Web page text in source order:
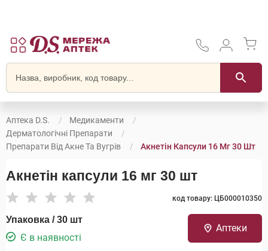
Аптека D.S.
Медикаменти
Дерматологічні Препарати
Препарати Від Акне Та Вугрів
Акнетін Капсули 16 Мг 30 Шт
Акнетін капсули 16 мг 30 шт
код товару: ЦБ000010350
Упаковка / 30 шт
Є в наявності
Аптеки